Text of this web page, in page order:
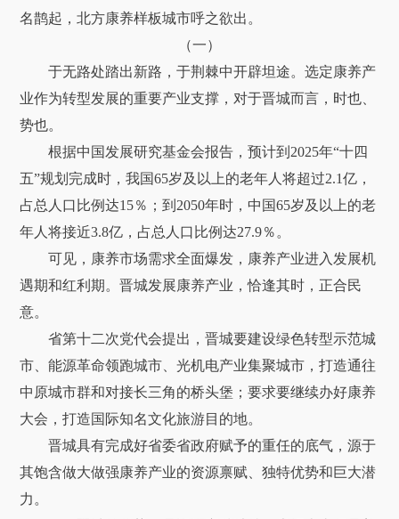
名鹊起，北方康养样板城市呼之欲出。
（一）
于无路处踏出新路，于荆棘中开辟坦途。选定康养产
业作为转型发展的重要产业支撑，对于晋城而言，时也、
势也。
根据中国发展研究基金会报告，预计到2025年“十四
五”规划完成时，我国65岁及以上的老年人将超过2.1亿，
占总人口比例达15％；到2050年时，中国65岁及以上的老
年人将接近3.8亿，占总人口比例达27.9％。
可见，康养市场需求全面爆发，康养产业进入发展机
遇期和红利期。晋城发展康养产业，恰逢其时，正合民
意。
省第十二次党代会提出，晋城要建设绿色转型示范城
市、能源革命领跑城市、光机电产业集聚城市，打造通往
中原城市群和对接长三角的桥头堡；要求要继续办好康养
大会，打造国际知名文化旅游目的地。
晋城具有完成好省委省政府赋予的重任的底气，源于
其饱含做大做强康养产业的资源禀赋、独特优势和巨大潜
力。